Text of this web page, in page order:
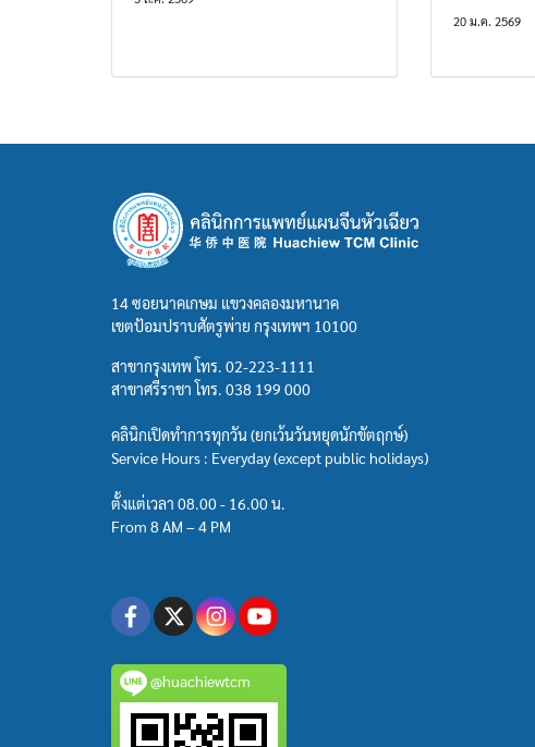
20 ม.ค. 2569
14 ซอยนาคเกษม แขวงคลองมหานาค
เขตป้อมปราบศัตรูพ่าย กรุงเทพฯ 10100
สาขากรุงเทพ โทร. 02-223-1111
สาขาศรีราชา โทร. 038 199 000
คลินิกเปิดทำการทุกวัน (ยกเว้นวันหยุดนักขัตฤกษ์)
Service Hours : Everyday (except public holidays)
ตั้งแต่เวลา 08.00 - 16.00 น.
From 8 AM – 4 PM
@huachiewtcm